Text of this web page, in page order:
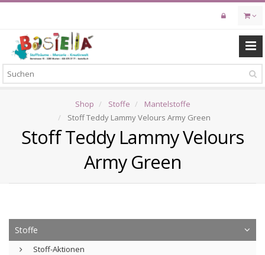
Skip
content
Shop Stoffe
Mantelstoffe
Stoff Teddy Lammy Velours Army Green
Stoff Teddy Lammy Velours
Army Green
Stoffe
Stoff-Aktionen